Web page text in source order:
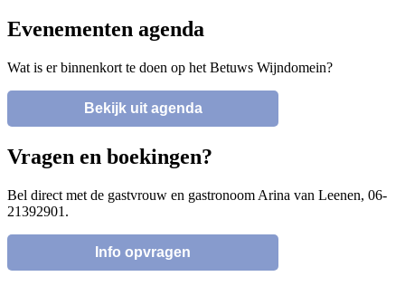
Evenementen agenda
Wat is er binnenkort te doen op het Betuws Wijndomein?
Bekijk uit agenda
Vragen en boekingen?
Bel direct met de gastvrouw en gastronoom Arina van Leenen, 06-
21392901.
Info opvragen